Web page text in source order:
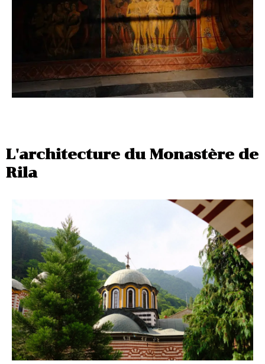
L'architecture du Monastère de
Rila